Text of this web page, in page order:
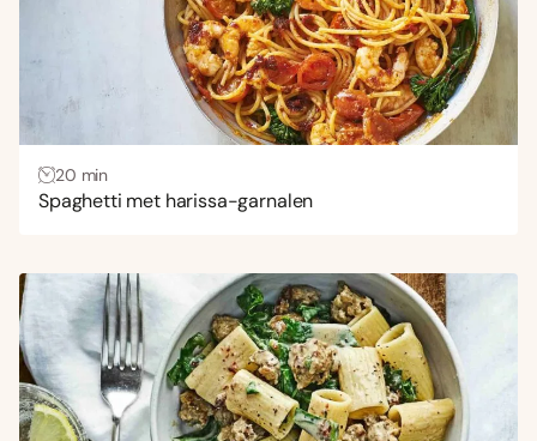
20 min
Spaghetti met harissa-garnalen